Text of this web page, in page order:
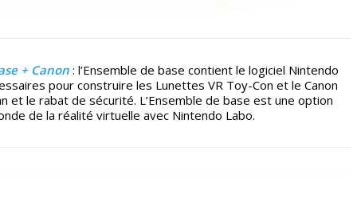
+ Canon: l’Ensemble de base contient le logiciel Nintendo
pour construire les Lunettes VR Toy-Con et le Canon
et le rabat de sécurité. L’Ensemble de base est une option
de la réalité virtuelle avec Nintendo Labo.